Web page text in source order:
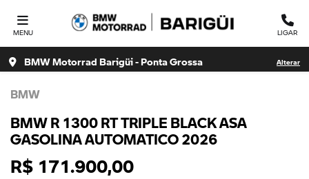
MENU LIGAR
BMW Motorrad Barigüi - Ponta Grossa Alterar
BMW
BMW R 1300 RT TRIPLE BLACK ASA
GASOLINA AUTOMATICO 2026
R$ 171.900,00